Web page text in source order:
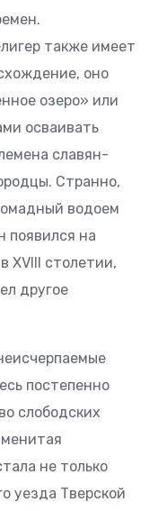
также имеет
оно
озеро» или
осваивать
славян-
Странно,
водоем
появился на
XVIII столетии,
другое
постепенно
слободских
не только
уезда Тверской